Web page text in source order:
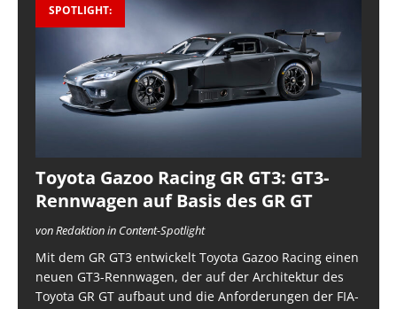
SPOTLIGHT:
Toyota Gazoo Racing GR GT3: GT3-
Rennwagen auf Basis des GR GT
von Redaktion in Content-Spotlight
Mit dem GR GT3 entwickelt Toyota Gazoo Racing einen
neuen GT3-Rennwagen, der auf der Architektur des
Toyota GR GT aufbaut und die Anforderungen der FIA-